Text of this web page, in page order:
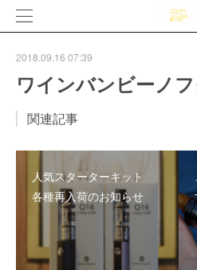
2018.09.16 07:39
ワインバンビーノ
関連記事
人気スターターキット
各種再入荷のお知らせ